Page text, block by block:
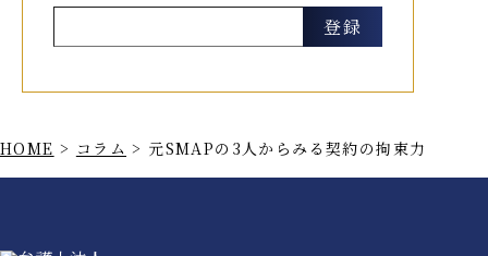
HOME > コラム > 元SMAPの3人からみる契約の拘束力